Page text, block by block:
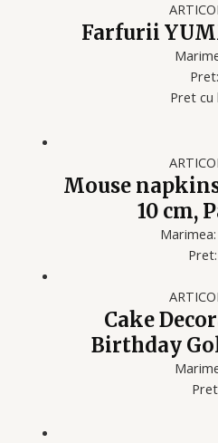
Farfurii
Pret cu
Mouse
10 cm,
Cake
Birthday